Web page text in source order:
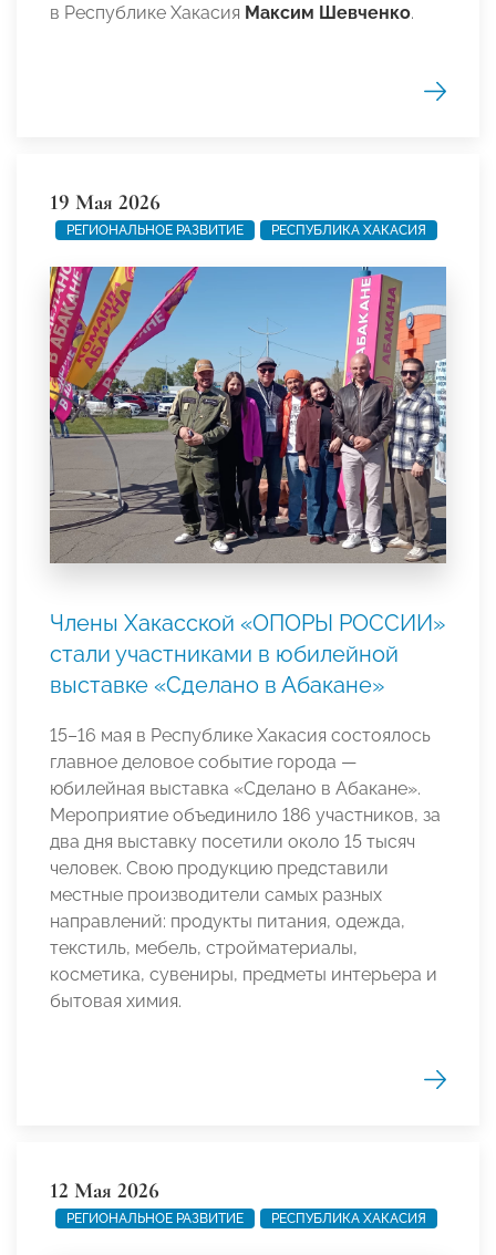
в Республике Хакасия Максим Шевченко.
19 Мая 2026
РЕГИОНАЛЬНОЕ РАЗВИТИЕ РЕСПУБЛИКА ХАКАСИЯ
Члены Хакасской «ОПОРЫ РОССИИ»
стали участниками в юбилейной
выставке «Сделано в Абакане»
15–16 мая в Республике Хакасия состоялось
главное деловое событие города —
юбилейная выставка «Сделано в Абакане».
Мероприятие объединило 186 участников, за
два дня выставку посетили около 15 тысяч
человек. Свою продукцию представили
местные производители самых разных
направлений: продукты питания, одежда,
текстиль, мебель, стройматериалы,
косметика, сувениры, предметы интерьера и
бытовая химия.
12 Мая 2026
РЕГИОНАЛЬНОЕ РАЗВИТИЕ РЕСПУБЛИКА ХАКАСИЯ